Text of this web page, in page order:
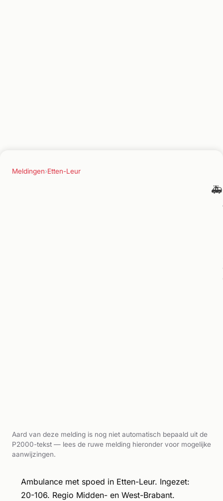
Meldingen›Etten-Leur
🚑
Aard van deze melding is nog niet automatisch bepaald uit de
P2000-tekst — lees de ruwe melding hieronder voor mogelijke
aanwijzingen.
Ambulance met spoed in Etten-Leur. Ingezet:
20-106. Regio Midden- en West-Brabant.